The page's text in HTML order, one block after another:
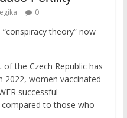
0
theory” now
the Czech Republic has
2022, women vaccinated
successful
to those who